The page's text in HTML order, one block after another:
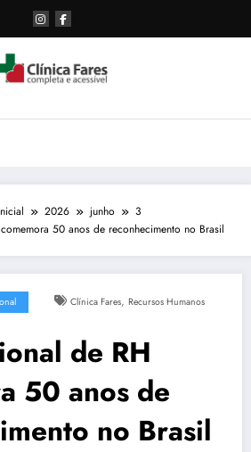
2026 junho
3
50 anos de reconhecimento no Brasil
Clínica Fares, Recursos Humanos
de RH
50 anos de
no Brasil